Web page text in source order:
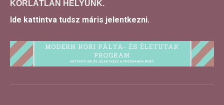
KORLÁTLAN HELYÜNK.
Ide kattintva tudsz máris jelentkezni.